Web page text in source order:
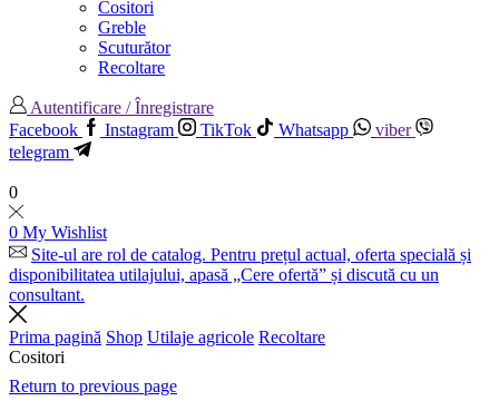
Cositori
Greble
Scuturător
Recoltare
Autentificare / Înregistrare
Facebook
Instagram TikTok Whatsapp
viber
telegram
0
0 My Wishlist
Site-ul are rol de catalog. Pentru prețul actual, oferta specială și
disponibilitatea utilajului, apasă „Cere ofertă” și discută cu un
consultant.
Prima pagină Shop Utilaje agricole Recoltare
Cositori
Return to previous page